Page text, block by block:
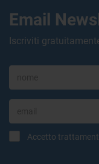
Email
Iscriviti
Accetto